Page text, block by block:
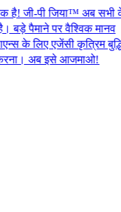
पी जिया™ अब सभी के
पर वैश्विक मानव
एजेंसी कृत्रिम बुद्धिमत्ता
अब इसे आजमाओ!​​